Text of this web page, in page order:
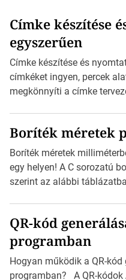
e
k
l
a
p
o
z
á
s
a
Címke készítése
egyszerűen
Címke készítése és
címkéket ingyen, percek
megkönnyíti a címke
igazán foroghatnak a
zajlik a saját címke
Válasszon méretet és
méretét. Akár néhány
Boríték méretek
Boríték méretek
egy helyen! A C sorozatú
szerint az alábbi
az A4-es papírlaphoz
amerikai boríték méretére
Boríték méretének
QR-kód
programban
Hogyan működik a QR-
programban? A QR-kódok